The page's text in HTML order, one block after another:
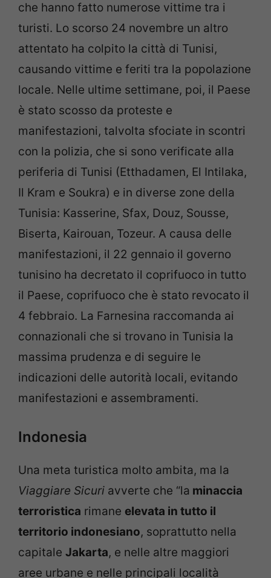
che hanno fatto numerose vittime tra i
turisti. Lo scorso 24 novembre un altro
attentato ha colpito la città di Tunisi,
causando vittime e feriti tra la popolazione
locale. Nelle ultime settimane, poi, il Paese
è stato scosso da proteste e
manifestazioni, talvolta sfociate in scontri
con la polizia, che si sono verificate alla
periferia di Tunisi (Etthadamen, El Intilaka,
Il Kram e Soukra) e in diverse zone della
Tunisia: Kasserine, Sfax, Douz, Sousse,
Biserta, Kairouan, Tozeur. A causa delle
manifestazioni, il 22 gennaio il governo
tunisino ha decretato il coprifuoco in tutto
il Paese, coprifuoco che è stato revocato il
4 febbraio. La Farnesina raccomanda ai
connazionali che si trovano in Tunisia la
massima prudenza e di seguire le
indicazioni delle autorità locali, evitando
manifestazioni e assembramenti.
Indonesia
Una meta turistica molto ambita, ma la
Viaggiare Sicuri avverte che “la minaccia
terroristica rimane elevata in tutto il
territorio indonesiano, soprattutto nella
capitale Jakarta, e nelle altre maggiori
aree urbane e nelle principali località